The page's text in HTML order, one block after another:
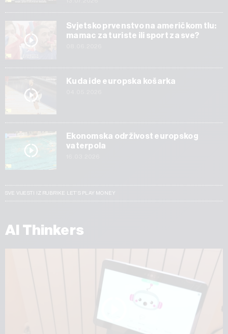
Svjetsko prvenstvo na američkom tlu:
mamac za turiste ili sport za sve?
Kuda ide europska košarka
Ekonomska održivost europskog
vaterpola
SVE VIJESTI IZ RUBRIKE LET’S PLAY MONEY
AI Thinkers